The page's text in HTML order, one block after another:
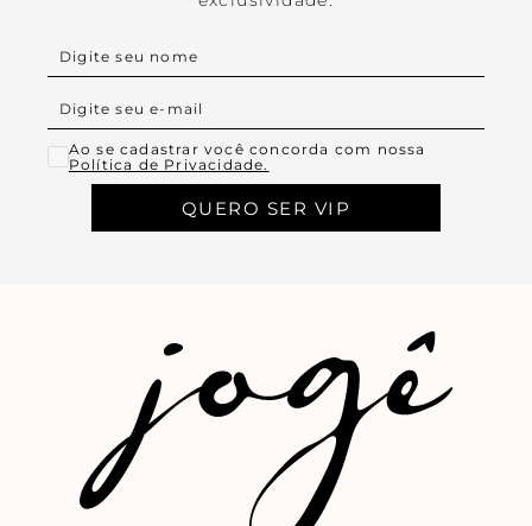
Ao se cadastrar você concorda com nossa
Política de Privacidade.
QUERO SER VIP